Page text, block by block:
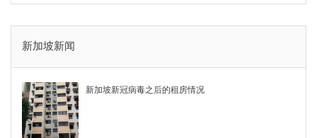
新加坡新闻
新加坡新冠病毒之后的租房情况